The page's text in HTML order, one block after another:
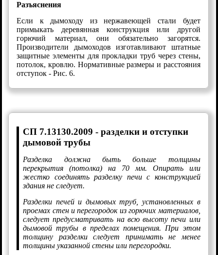
Разъяснения
Если к дымоходу из нержавеющей стали будет
примыкать деревянная конструкция или другой
горючий материал, они обязательно загорятся.
Производители дымоходов изготавливают штатные
защитные элементы для прокладки труб через стены,
потолок, кровлю. Нормативные размеры и расстояния
отступок - Рис. 6.
СП 7.13130.2009 - разделки и отступки
дымовой трубы
Разделка должна быть больше толщины
перекрытия (потолка) на 70 мм. Опирать или
жестко соединять разделку печи с конструкцией
здания не следует.
Разделки печей и дымовых труб, установленных в
проемах стен и перегородок из горючих материалов,
следует предусматривать на всю высоту печи или
дымовой трубы в пределах помещения. При этом
толщину разделки следует принимать не менее
толщины указанной стены или перегородки.